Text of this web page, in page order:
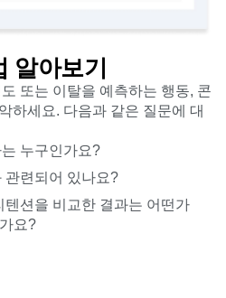
알아보기
또는 이탈을 예측하는 행동, 콘
하세요. 다음과 같은 질문에 대
누구인가요?
관련되어 있나요?
텐션을 비교한 결과는 어떤가
요?